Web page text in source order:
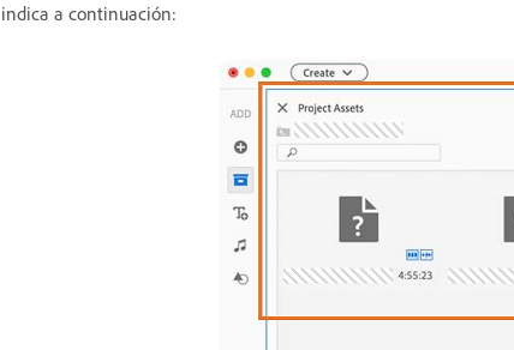
indica a continuación: